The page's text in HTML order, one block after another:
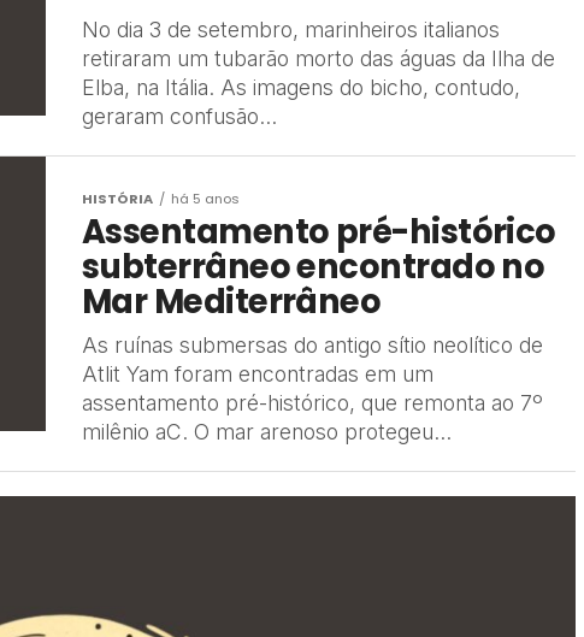
No dia 3 de setembro, marinheiros italianos
retiraram um tubarão morto das águas da Ilha de
Elba, na Itália. As imagens do bicho, contudo,
geraram confusão...
HISTÓRIA há 5 anos
Assentamento pré-histórico
subterrâneo encontrado no
Mar Mediterrâneo
As ruínas submersas do antigo sítio neolítico de
Atlit Yam foram encontradas em um
assentamento pré-histórico, que remonta ao 7º
milênio aC. O mar arenoso protegeu...